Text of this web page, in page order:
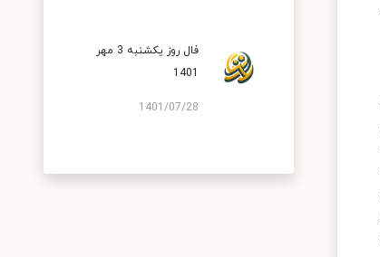
فال روز یکشنبه 3 مهر
1401
1401/07/28